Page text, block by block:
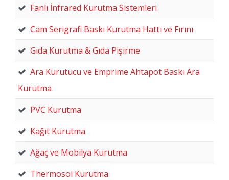
Fanlı İnfrared Kurutma Sistemleri
Cam Serigrafi Baskı Kurutma Hattı ve Fırını
Gıda Kurutma & Gıda Pişirme
Ara Kurutucu ve Emprime Ahtapot Baskı Ara
Kurutma
PVC Kurutma
Kağıt Kurutma
Ağaç ve Mobilya Kurutma
Thermosol Kurutma